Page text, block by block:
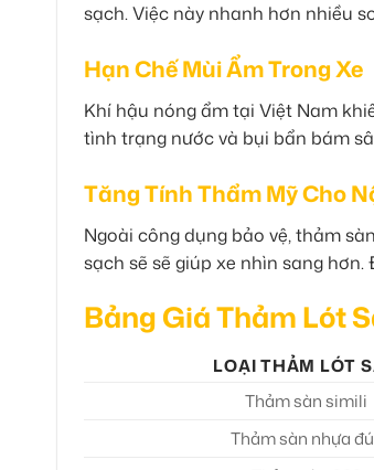
sạch. Việc này nhanh hơn nhiều
Hạn Chế Mùi Ẩm Trong Xe
Khí hậu nóng ẩm tại Việt Nam
tình trạng nước và bụi bẩn bám
Tăng Tính Thẩm Mỹ Cho
Ngoài công dụng bảo vệ, thảm
sạch sẽ sẽ giúp xe nhìn sang
Bảng Giá Thảm Lót
LOẠI THẢM LÓT
Thảm sàn simili
Thảm sàn nhựa